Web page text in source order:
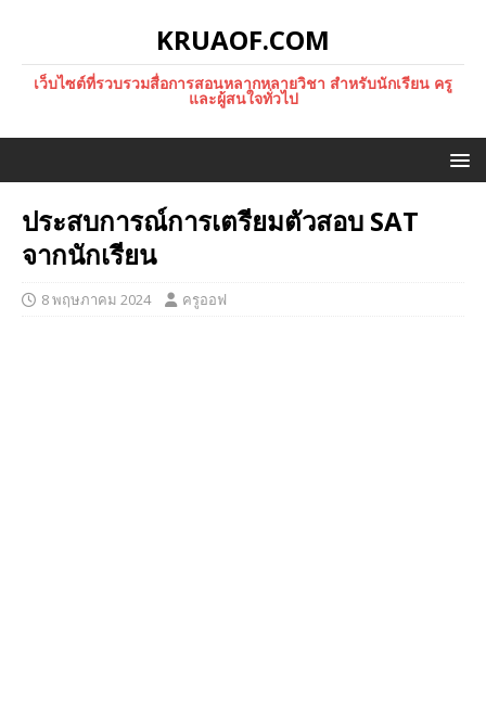
KRUAOF.COM
เว็บไซต์ที่รวบรวมสื่อการสอนหลากหลายวิชา สำหรับนักเรียน ครู
และผู้สนใจทั่วไป
ประสบการณ์การเตรียมตัวสอบ SAT
จากนักเรียน
8 พฤษภาคม 2024 ครูออฟ